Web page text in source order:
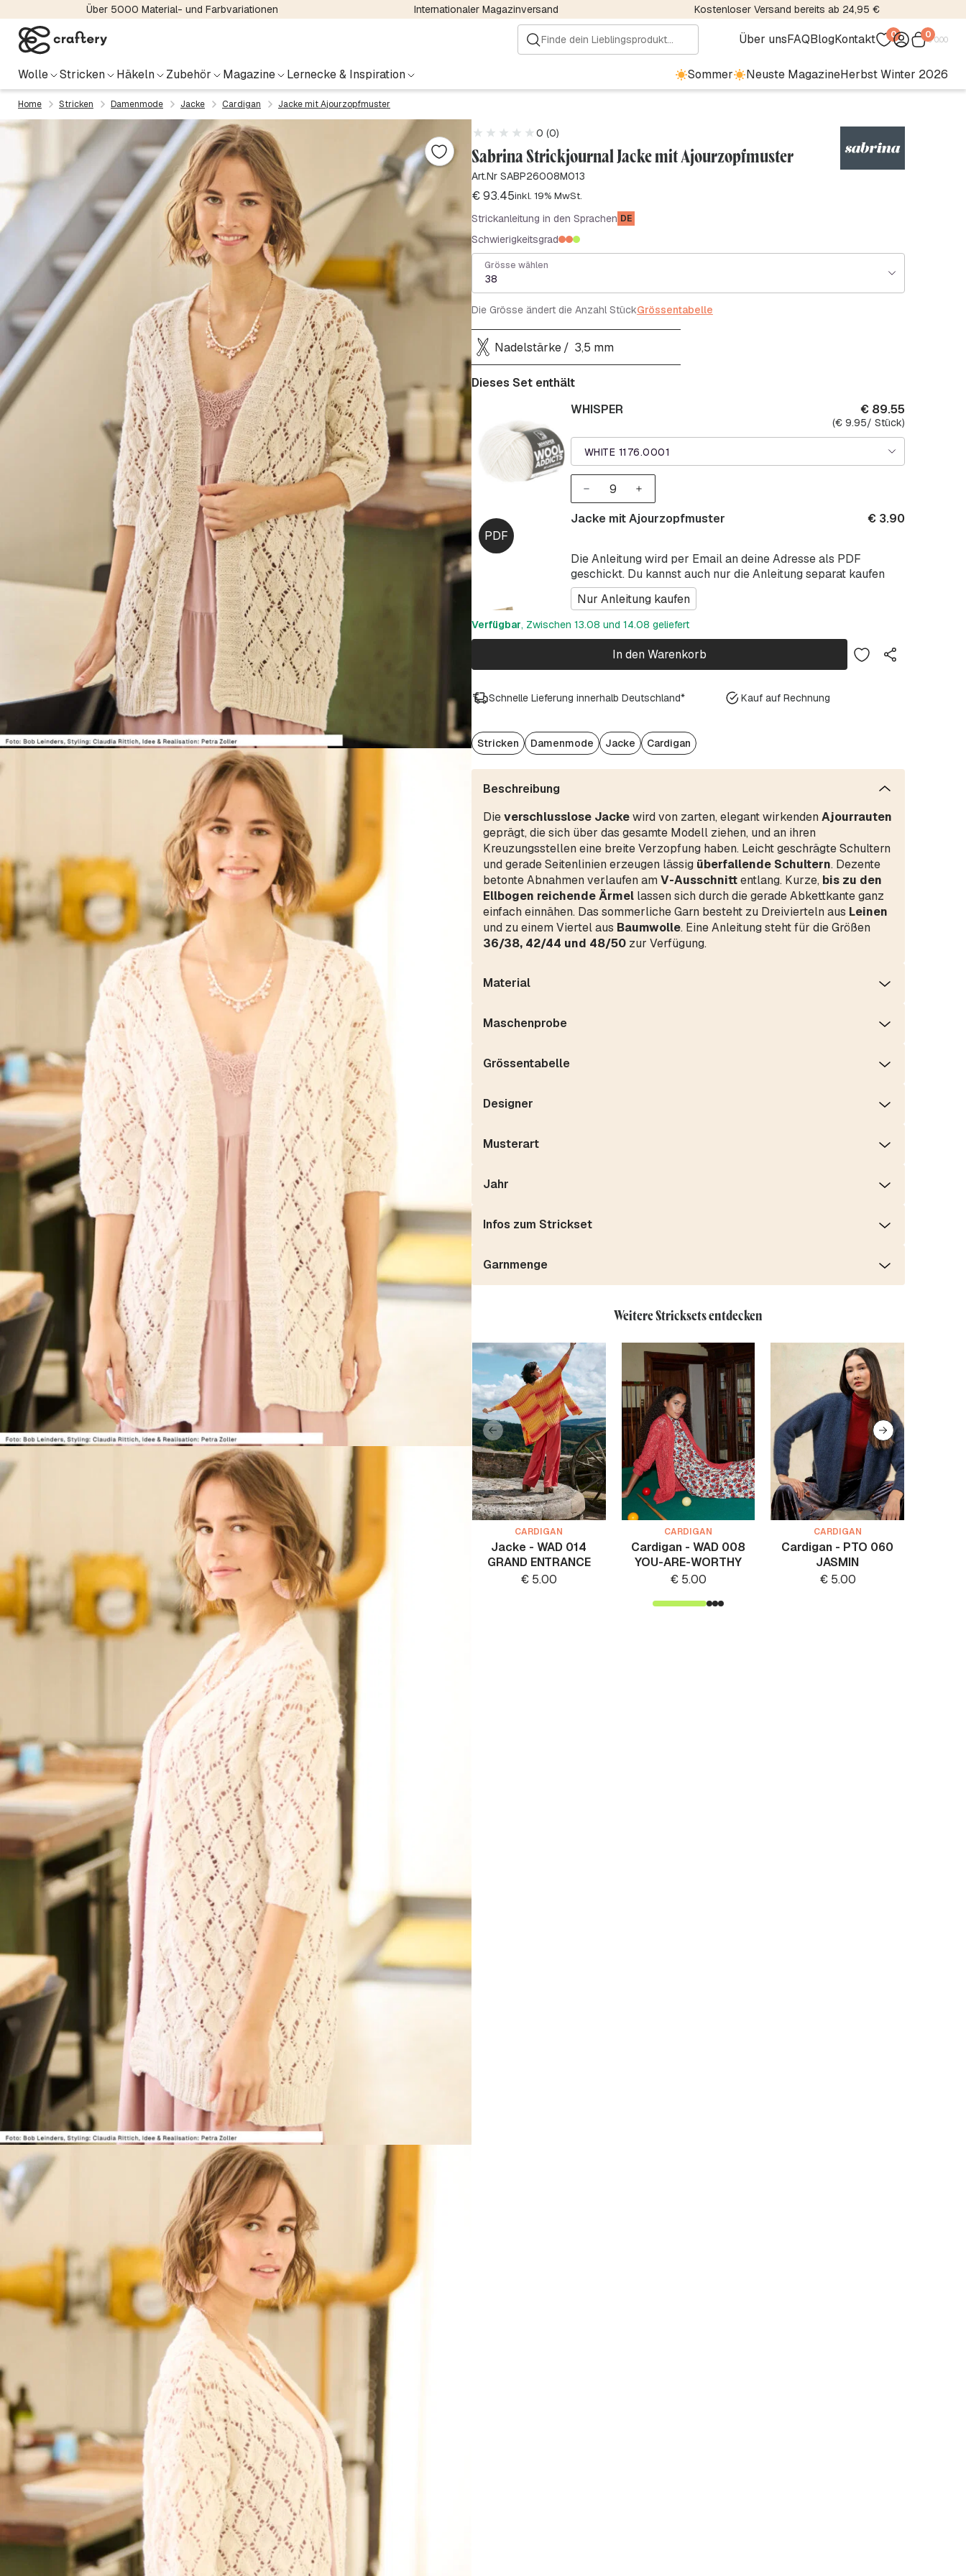
Über 5000 Material- und Farbvariationen Internationaler Magazinversand Kostenloser Versand bereits ab 24,95 €
Über unsFAQBlogKontakt 0 0€0.00
Wolle Stricken Häkeln Zubehör Magazine Lernecke & Inspiration Sommer Neuste MagazineHerbst Winter 2026
Home Stricken Damenmode Jacke Cardigan Jacke mit Ajourzopfmuster
0 (0)
Sabrina Strickjournal Jacke mit Ajourzopfmuster
Art.Nr SABP26008M013
€93.45inkl. 19% MwSt.
Strickanleitung in den Sprachen DE
Schwierigkeitsgrad
Grösse wählen
38
Die Grösse ändert die Anzahl StückGrössentabelle
Nadelstärke 3,5 mm
Dieses Set enthält
WHITE 1176.0001
WHISPER €89.55
(€9.95/ Stück)
Die Anleitung wird per Email an deine Adresse als PDF
geschickt. Du kannst auch nur die Anleitung separat kaufen
Nur Anleitung kaufen
Jacke mit Ajourzopfmuster €3.90
Verfügbar, Zwischen 13.08 und 14.08 geliefert
In den Warenkorb
Schnelle Lieferung innerhalb Deutschland* Kauf auf Rechnung
Stricken Damenmode Jacke Cardigan
Beschreibung
Dieverschlusslose Jackewird von zarten, elegant wirkendenAjourrauten
geprägt, die sich über das gesamte Modell ziehen, und an ihren
Kreuzungsstellen eine breite Verzopfung haben. Leicht geschrägte Schultern
und gerade Seitenlinien erzeugen lässig überfallende Schultern. Dezente
betonte Abnahmen verlaufen amV-Ausschnittentlang. Kurze, bis zu den
Ellbogen reichende Ärmel lassen sich durch die gerade Abkettkante ganz
einfach einnähen. Das sommerliche Garn besteht zu Dreivierteln aus Leinen
und zu einem Viertel aus Baumwolle. Eine Anleitung steht für die Größen
36/38, 42/44 und 48/50zur Verfügung.
Material
Maschenprobe
Grössentabelle
Designer
Musterart
Jahr
Infos zum Strickset
Garnmenge
Weitere Stricksets entdecken
CARDIGAN
Jacke - WAD 014
GRAND ENTRANCE
€ 5.00
CARDIGAN
Cardigan - WAD 008
YOU-ARE-WORTHY
€5.00
CARDIGAN
Cardigan - PTO 060
JASMIN
€5.00